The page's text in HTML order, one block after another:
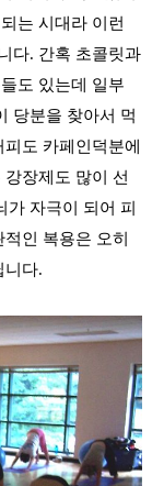
는 시대라 이런
다. 간혹 초콜릿과
도 있는데 일부
당분을 찾아서 먹
피도 카페인덕분에
장제도 많이 선
가 자극이 되어 피
인 복용은 오히
니다.